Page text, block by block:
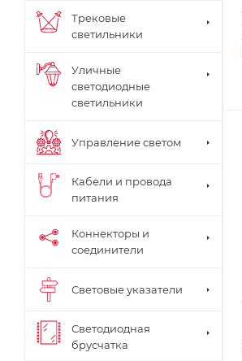
Трековые
светильники
Уличные
светодиодные
светильники
Управление светом
Кабели и провода
питания
Коннекторы и
соединители
Световые указатели
Светодиодная
брусчатка